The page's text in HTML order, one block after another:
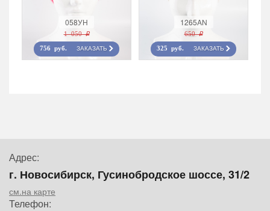
058УН
1 050 r
756 руб. ЗАКАЗАТЬ
1265AN
650 r
325 руб. ЗАКАЗАТЬ
Адрес:
г. Новосибирск, Гусинобродское шоссе, 31/2
см.на карте
Телефон: